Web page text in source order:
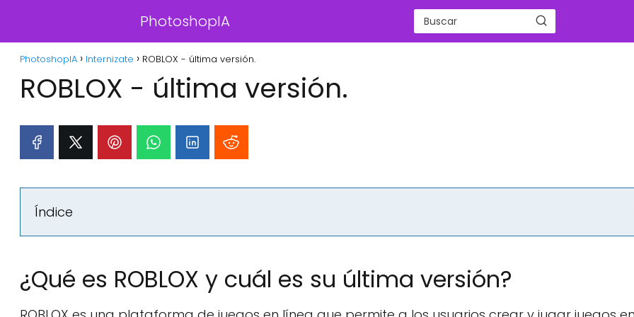
PhotoshopIA
PhotoshopIA Internizate ROBLOX - última versión.
ROBLOX - última versión.
Índice
¿Qué es ROBLOX y cuál es su última versión?